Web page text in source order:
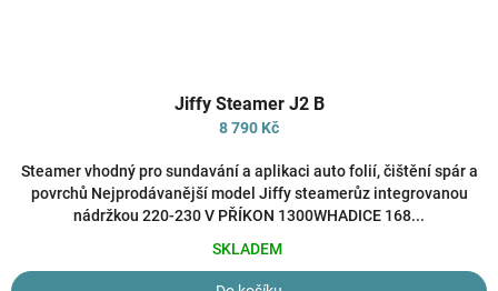
Jiffy Steamer J2 B
8 790 Kč
Steamer vhodný pro sundavání a aplikaci auto folií, čištění spár a
povrchů Nejprodávanější model Jiffy steamerůz integrovanou
nádržkou 220-230 V PŘÍKON 1300WHADICE 168...
SKLADEM